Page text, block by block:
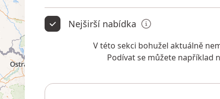
Nejširší nabídka
V této sekci bohužel aktuálně
Podívat se můžete například